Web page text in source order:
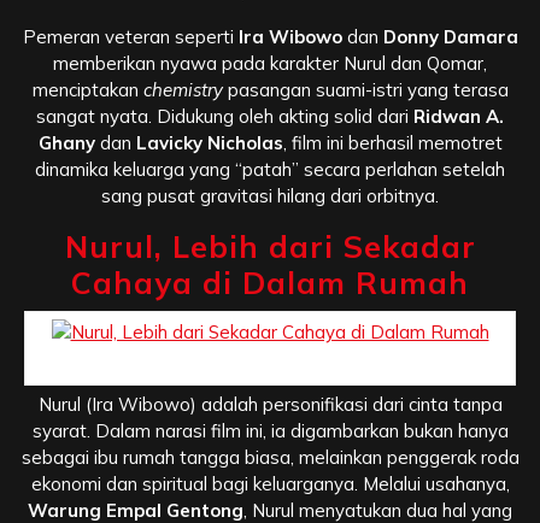
Pemeran veteran seperti Ira Wibowodan Donny Damara
memberikan nyawa pada karakter Nurul dan Qomar,
menciptakan chemistrypasangan suami-istri yang terasa
sangat nyata. Didukung oleh akting solid dari Ridwan A.
Ghanydan Lavicky Nicholas , film ini berhasil memotret
dinamika keluarga yang “patah” secara perlahan setelah
sang pusat gravitasi hilang dari orbitnya.
Nurul, Lebih dari Sekadar
Cahaya di Dalam Rumah
Nurul (Ira Wibowo) adalah personifikasi dari cinta tanpa
syarat. Dalam narasi film ini, ia digambarkan bukan hanya
sebagai ibu rumah tangga biasa, melainkan penggerak roda
ekonomi dan spiritual bagi keluarganya. Melalui usahanya,
Warung Empal Gentong, Nurul menyatukan dua hal yang